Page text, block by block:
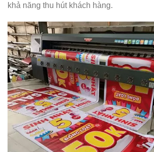
khả năng thu hút khách hàng.